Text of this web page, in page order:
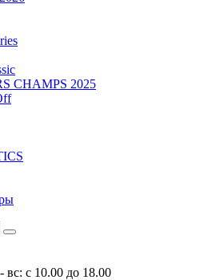
CHAMPS 2025
вс: с 10.00 до 18.00